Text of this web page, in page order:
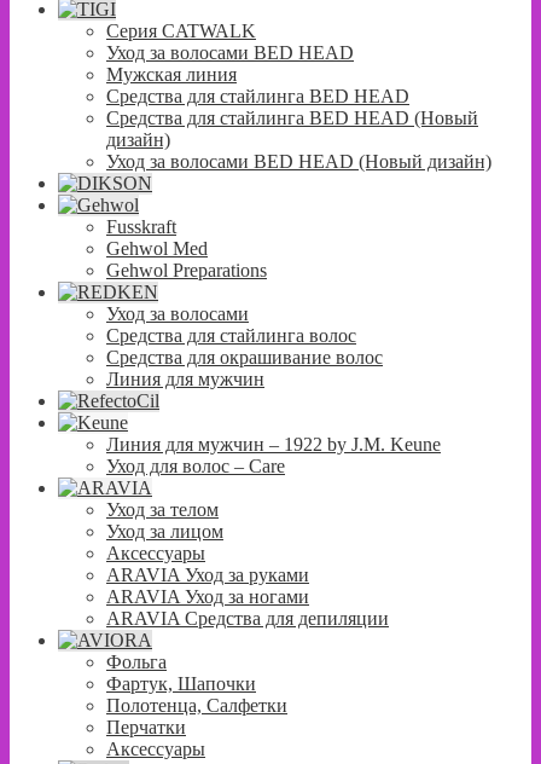
Серия CATWALK
Уход за волосами BED HEAD
Мужская линия
Средства для стайлинга BED HEAD
Средства для стайлинга BED HEAD (Новый
дизайн)
Уход за волосами BED HEAD (Новый дизайн)
Fusskraft
Gehwol Med
Gehwol Preparations
Уход за волосами
Средства для стайлинга волос
Средства для окрашивание волос
Линия для мужчин
Линия для мужчин – 1922 by J.M. Keune
Уход для волос – Сare
Уход за телом
Уход за лицом
Аксессуары
ARAVIA Уход за руками
ARAVIA Уход за ногами
ARAVIA Средства для депиляции
Фольга
Фартук, Шапочки
Полотенца, Салфетки
Перчатки
Аксессуары